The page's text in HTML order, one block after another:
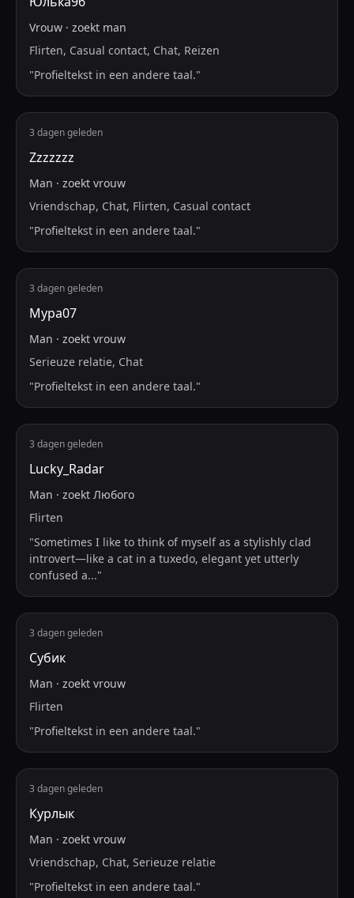
Vrouw · zoekt man
Flirten, Casual contact, Chat, Reizen
"Profieltekst in een andere taal."
3 dagen geleden
Zzzzzzz
Man · zoekt vrouw
Vriendschap, Chat, Flirten, Casual contact
"Profieltekst in een andere taal."
3 dagen geleden
Мура07
Man · zoekt vrouw
Serieuze relatie, Chat
"Profieltekst in een andere taal."
3 dagen geleden
Lucky_Radar
Man · zoekt Любого
Flirten
"Sometimes I like to think of myself as a stylishly clad
introvert—like a cat in a tuxedo, elegant yet utterly
confused a..."
3 dagen geleden
Субик
Man · zoekt vrouw
Flirten
"Profieltekst in een andere taal."
3 dagen geleden
Курлык
Man · zoekt vrouw
Vriendschap, Chat, Serieuze relatie
"Profieltekst in een andere taal."